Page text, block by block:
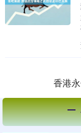
香港